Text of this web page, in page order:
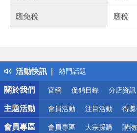
應免稅
應稅
活動快訊
得獎公告
熱門話題
銀行優惠
偏遠地區配送
詐騙網頁！請小心！
關於我們
官網 促銷目錄 分店資訊
主題活動 會員活動 注目活動 得
會員專區 會員專區 大宗採購 購